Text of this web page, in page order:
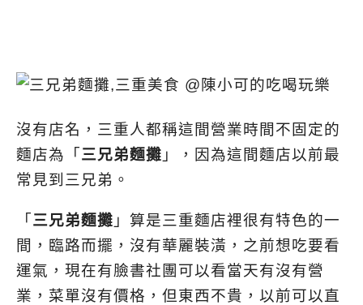
沒有店名，三重人都稱這間營業時間不固定的
麵店為「 三兄弟麵攤 」，因為這間麵店以前最
常見到三兄弟。
「 三兄弟麵攤 」算是三重麵店裡很有特色的一
間，臨路而擺，沒有華麗裝潢，之前想吃要看
運氣，現在有臉書社團可以看當天有沒有營
業，菜單沒有價格，但東西不貴，以前可以直